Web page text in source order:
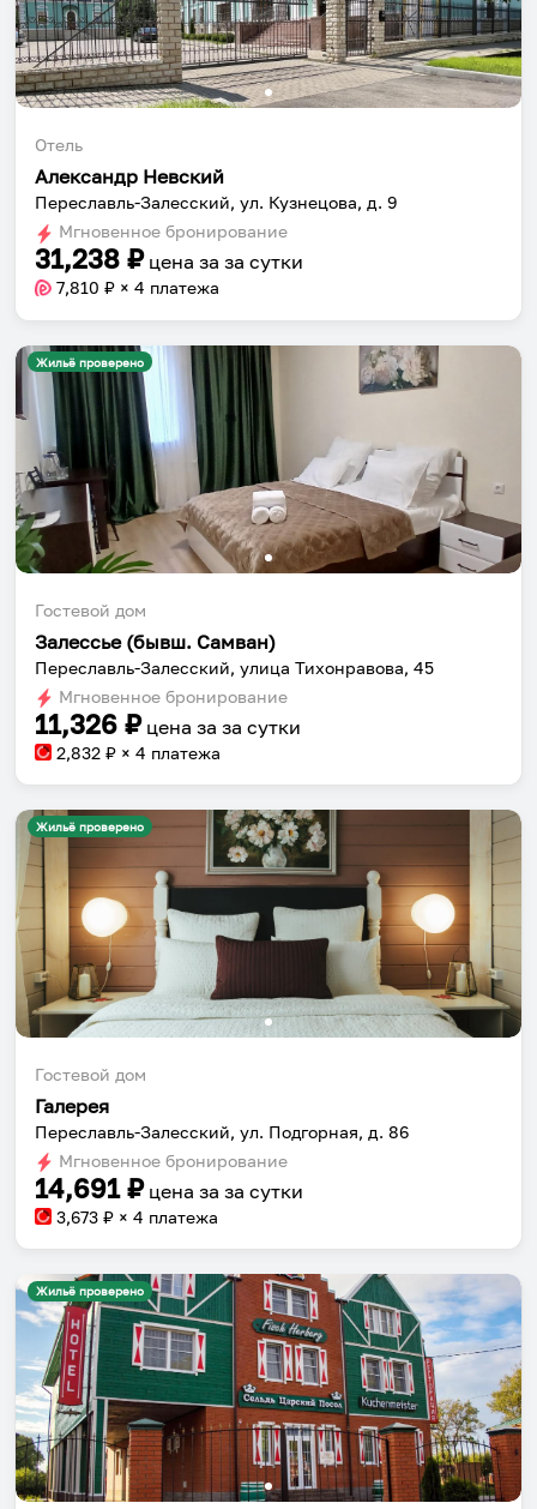
Отель
Александр Невский
Переславль-Залесский, ул. Кузнецова, д. 9
Мгновенное бронирование
31,238 ₽ цена за за сутки
7,810 ₽ × 4 платежа
Жильё проверено
Гостевой дом
Залессье (бывш. Самван)
Переславль-Залесский, улица Тихонравова, 45
Мгновенное бронирование
11,326 ₽ цена за за сутки
2,832 ₽ × 4 платежа
Жильё проверено
Гостевой дом
Галерея
Переславль-Залесский, ул. Подгорная, д. 86
Мгновенное бронирование
14,691₽ цена за за сутки
3,673 ₽ × 4 платежа
Жильё проверено